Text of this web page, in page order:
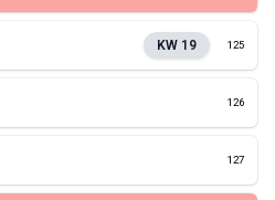
KW 19 125
126
127